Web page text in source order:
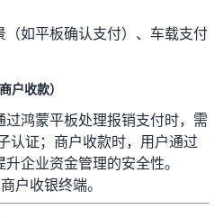
（如平板确认支付）、车载支付
户收款）
过鸿蒙平板处理报销支付时，需
认证；商户收款时，用户通过
企业资金管理的安全性。
户收银终端。